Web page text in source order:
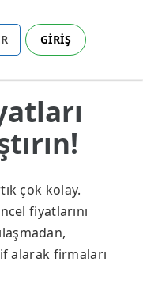
GİRİŞ
çok kolay.
fiyatlarını
alarak firmaları